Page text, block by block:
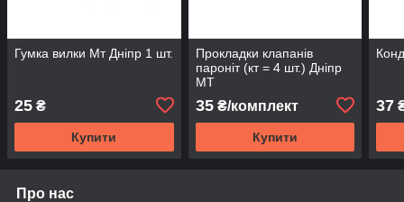
Гумка вилки Мт Дніпр 1 шт.
25 ₴
Купити
Прокладки клапанів
пароніт (кт = 4 шт.) Дніпр
МТ
35₴/комплект
Купити
37
Про нас